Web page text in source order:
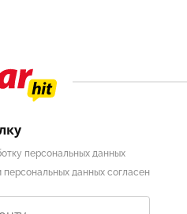
персональных данных
персональных данных согласен